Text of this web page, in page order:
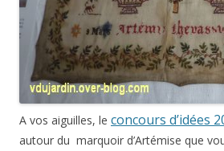
A vos aiguilles, le concours d’idées
autour du marquoir d’Artémise que